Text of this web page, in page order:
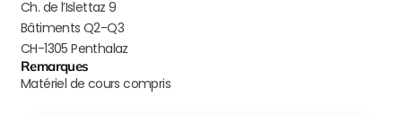
Ch. de l’Islettaz 9
Bâtiments Q2-Q3
CH-1305 Penthalaz
Remarques
Matériel de cours compris